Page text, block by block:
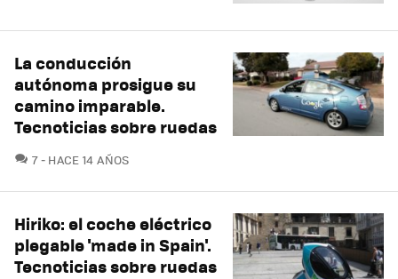
La conducción
autónoma prosigue su
camino imparable.
Tecnoticias sobre ruedas
7COMENTARIOS
HACE 14 AÑOS
Hiriko: el coche eléctrico
plegable 'made in Spain'.
Tecnoticias sobre ruedas